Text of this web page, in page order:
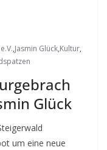
,Jasmin Glück,Kultur,
Glück
um eine neue